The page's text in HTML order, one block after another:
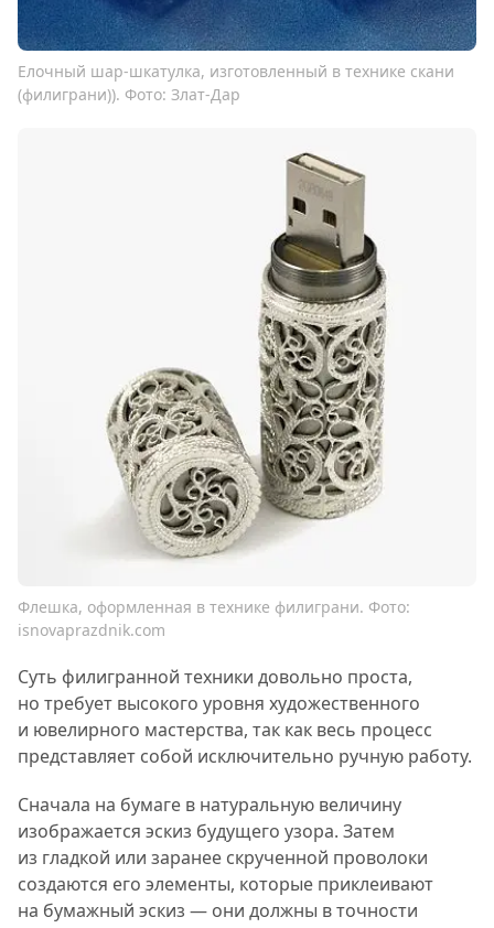
Елочный шар-шкатулка, изготовленный в технике скани
(филиграни)). Фото: Злат-Дар
Флешка, оформленная в технике филиграни. Фото:
isnovaprazdnik.com
Суть филигранной техники довольно проста,
но требует высокого уровня художественного
и ювелирного мастерства, так как весь процесс
представляет собой исключительно ручную работу.
Сначала на бумаге в натуральную величину
изображается эскиз будущего узора. Затем
из гладкой или заранее скрученной проволоки
создаются его элементы, которые приклеивают
на бумажный эскиз — они должны в точности